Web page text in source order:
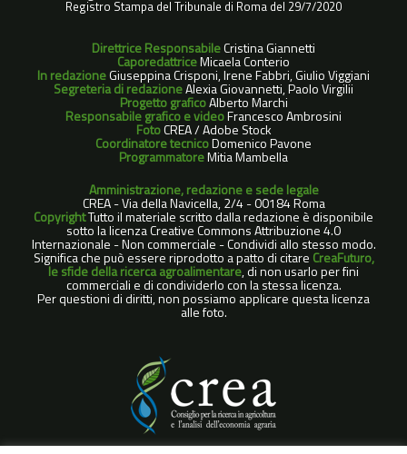
Registro Stampa del Tribunale di Roma del 29/7/2020
Direttrice ResponsabileCristina Giannetti
CaporedattriceMicaela Conterio
In redazioneGiuseppina Crisponi, Irene Fabbri, Giulio Viggiani
Segreteria di redazioneAlexia Giovannetti, Paolo Virgilii
Progetto graficoAlberto Marchi
Responsabile grafico e videoFrancesco Ambrosini
FotoCREA / Adobe Stock
Coordinatore tecnicoDomenico Pavone
ProgrammatoreMitia Mambella
Amministrazione, redazione e sede legale
CREA - Via della Navicella, 2/4 - 00184 Roma
CopyrightTutto il materiale scritto dalla redazione è disponibile
sotto la licenza Creative Commons Attribuzione 4.0
Internazionale - Non commerciale - Condividi allo stesso modo.
Significa che può essere riprodotto a patto di citare CreaFuturo,
le sfide della ricerca agroalimentare, di non usarlo per fini
commerciali e di condividerlo con la stessa licenza.
Per questioni di diritti, non possiamo applicare questa licenza
alle foto.